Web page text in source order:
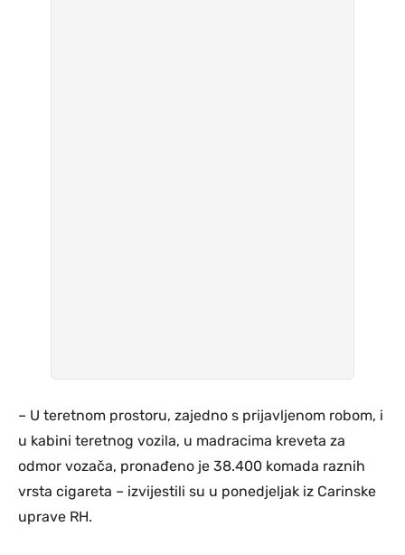
– U teretnom prostoru, zajedno s prijavljenom robom, i
u kabini teretnog vozila, u madracima kreveta za
odmor vozača, pronađeno je 38.400 komada raznih
vrsta cigareta – izvijestili su u ponedjeljak iz Carinske
uprave RH.